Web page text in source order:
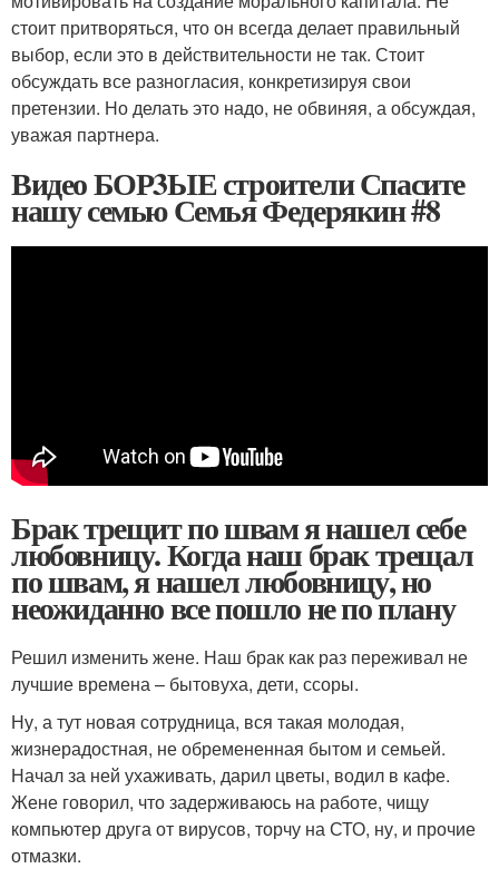
стоит притворяться, что он всегда делает правильный
выбор, если это в действительности не так. Стоит
обсуждать все разногласия, конкретизируя свои
претензии. Но делать это надо, не обвиняя, а обсуждая,
уважая партнера.
Видео БОР3ЫЕ строители Спасите
нашу семью Семья Федерякин #8
Брак трещит по швам я нашел себе
любовницу. Когда наш брак трещал
по швам, я нашел любовницу, но
неожиданно все пошло не по плану
Решил изменить жене. Наш брак как раз переживал не
лучшие времена – бытовуха, дети, ссоры.
Ну, а тут новая сотрудница, вся такая молодая,
жизнерадостная, не обремененная бытом и семьей.
Начал за ней ухаживать, дарил цветы, водил в кафе.
Жене говорил, что задерживаюсь на работе, чищу
компьютер друга от вирусов, торчу на СТО, ну, и прочие
отмазки.